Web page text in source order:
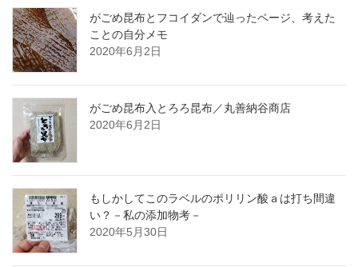
がごめ昆布とフコイダンで辿ったページ、考えた
ことの自分メモ
2020年6月2日
がごめ昆布入とろろ昆布／丸善納谷商店
2020年6月2日
もしかしてこのラベルのポリリン酸ａは打ち間違
い？－私の添加物考－
2020年5月30日